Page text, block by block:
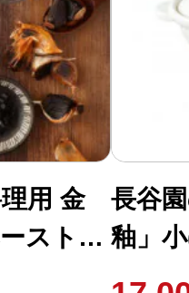
用 金
スト
森県産
長谷
釉」